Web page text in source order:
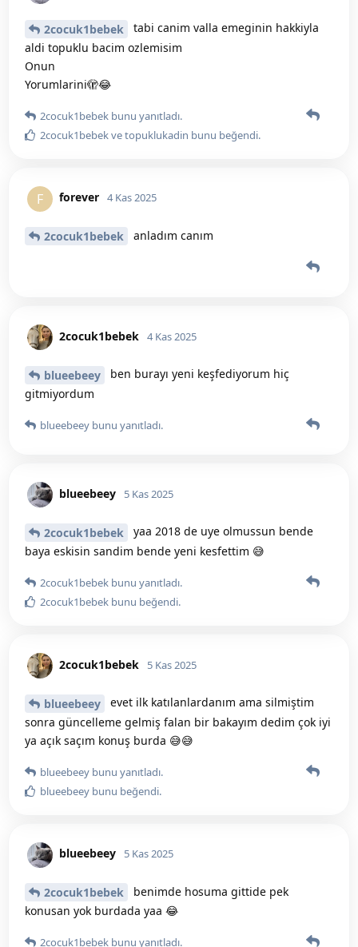
2cocuk1bebek
tabi canim valla emeginin hakkiyla
aldi topuklu bacim ozlemisim
Onun
Yorumlarini🫣😂
2cocuk1bebek bunu yanıtladı.
2cocuk1bebekvetopuklukadin bunu beğendi.
F forever 4 Kas 2025
2cocuk1bebek anladım canım
2cocuk1bebek 4 Kas 2025
blueebeey
ben burayı yeni keşfediyorum hiç
gitmiyordum
blueebeey bunu yanıtladı.
blueebeey 5 Kas 2025
2cocuk1bebek
yaa 2018 de uye olmussun bende
baya eskisin sandim bende yeni kesfettim 😅
2cocuk1bebek bunu yanıtladı.
2cocuk1bebek bunu beğendi.
2cocuk1bebek 5 Kas 2025
blueebeey
evet ilk katılanlardanım ama silmiştim
sonra güncelleme gelmiş falan bir bakayım dedim çok iyi
ya açık saçım konuş burda 😅😅
blueebeey bunu yanıtladı.
blueebeey bunu beğendi.
blueebeey 5 Kas 2025
2cocuk1bebek
benimde hosuma gittide pek
konusan yok burdada yaa 😂
2cocuk1bebek bunu yanıtladı.